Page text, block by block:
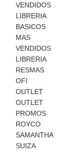
VENDIDOS
LIBRERIA
BASICOS
MAS
VENDIDOS
LIBRERIA
RESMAS
OFI
OUTLET
OUTLET
PROMOS
ROYCO
SAMANTHA
SUIZA
(
9
2
7
)